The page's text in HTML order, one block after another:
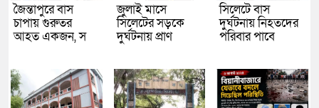
জৈন্তাপুরে বাস
চাপায় গুরুতর
আহত একজন, স
জুলাই মাসে
সিলেটের সড়কে
দুর্ঘটনায় প্রাণ
সিলেটে বাস
দুর্ঘটনায় নিহতদের
পরিবার পাবে